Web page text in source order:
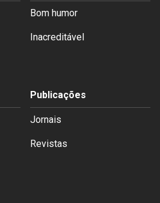
Bom humor
Inacreditável
Publicações
Jornais
Revistas